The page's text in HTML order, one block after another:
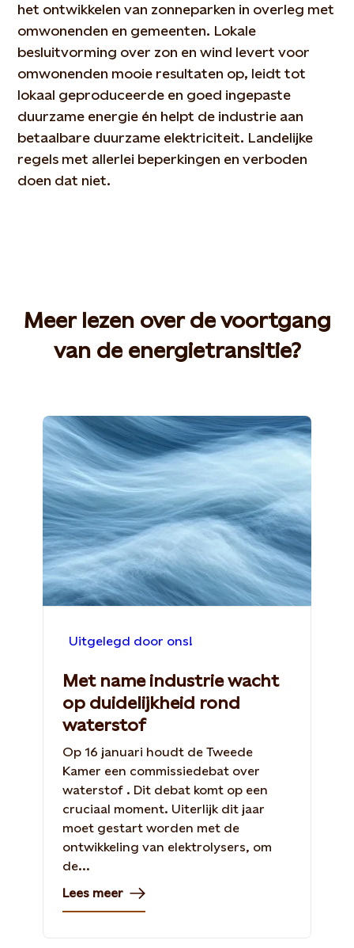
het ontwikkelen van zonneparken in overleg met
omwonenden en gemeenten. Lokale
besluitvorming over zon en wind levert voor
omwonenden mooie resultaten op, leidt tot
lokaal geproduceerde en goed ingepaste
duurzame energie én helpt de industrie aan
betaalbare duurzame elektriciteit. Landelijke
regels met allerlei beperkingen en verboden
doen dat niet.
Meer lezen over de voortgang
van de energietransitie?
Uitgelegd door ons!
Met name industrie wacht
op duidelijkheid rond
waterstof
Op 16 januari houdt de Tweede
Kamer een commissiedebat over
waterstof . Dit debat komt op een
cruciaal moment. Uiterlijk dit jaar
moet gestart worden met de
ontwikkeling van elektrolysers, om
de...
Lees meer